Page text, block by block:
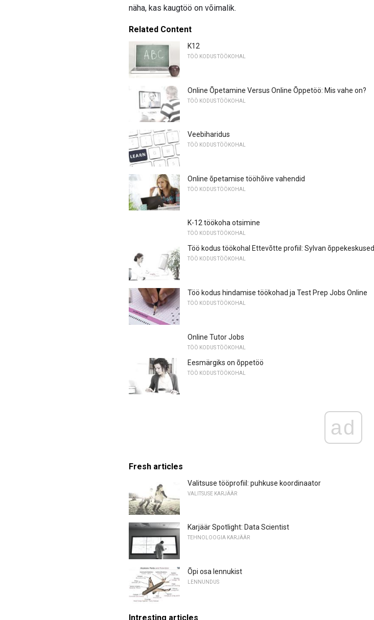
näha, kas kaugtöö on võimalik.
Related Content
K12
TÖÖ KODUS TÖÖKOHAL
Online Õpetamine Versus Online Õppetöö: Mis vahe on?
TÖÖ KODUS TÖÖKOHAL
Veebiharidus
TÖÖ KODUS TÖÖKOHAL
Online õpetamise tööhõive vahendid
TÖÖ KODUS TÖÖKOHAL
K-12 töökoha otsimine
TÖÖ KODUS TÖÖKOHAL
Töö kodus töökohal Ettevõtte profiil: Sylvan õppekeskused
TÖÖ KODUS TÖÖKOHAL
Töö kodus hindamise töökohad ja Test Prep Jobs Online
TÖÖ KODUS TÖÖKOHAL
Online Tutor Jobs
TÖÖ KODUS TÖÖKOHAL
Eesmärgiks on õppetöö
TÖÖ KODUS TÖÖKOHAL
ad
Fresh articles
Valitsuse tööprofiil: puhkuse koordinaator
VALITSUSE KARJÄÄR
Karjäär Spotlight: Data Scientist
TEHNOLOOGIA KARJÄÄR
Õpi osa lennukist
LENNUNDUS
Intresting articles